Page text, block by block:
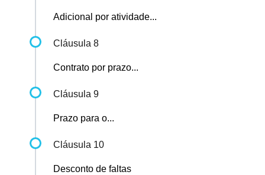
Adicional por atividade...
Cláusula 8
Contrato por prazo...
Cláusula 9
Prazo para o...
Cláusula 10
Desconto de faltas